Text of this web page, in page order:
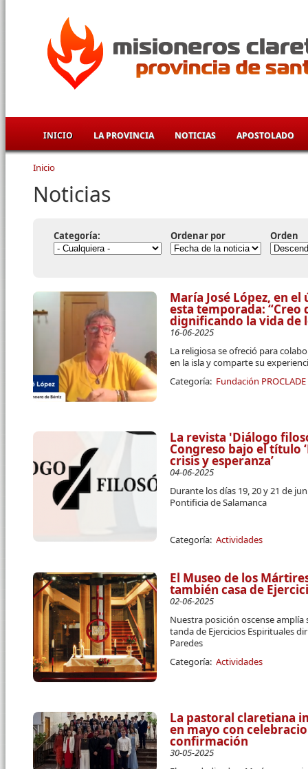
INICIO LA PROVINCIA NOTICIAS APOSTOLADO
Se encuentra usted aquí
Inicio
Noticias
Categoría: Ordenar por Orden
María José López, en el
esta temporada: “Creo
dignificando la vida de
16-06-2025
La religiosa se ofreció para
en la isla y comparte su
Categoría: Fundación PROCLADE
La revista 'Diálogo
Congreso bajo el título
crisis y esperanza’
04-06-2025
Durante los días 19, 20 y 21 de
Pontificia de Salamanca
Categoría: Actividades
El Museo de los
también casa de
02-06-2025
Nuestra posición oscense
tanda de Ejercicios Espirituales
Paredes
Categoría: Actividades
La pastoral claretiana
en mayo con
confirmación
30-05-2025